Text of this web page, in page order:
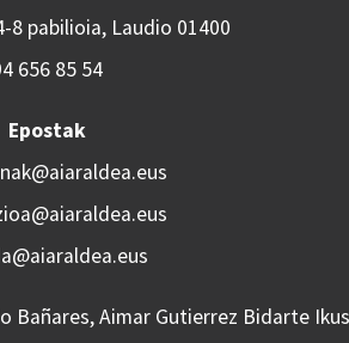
8 pabilioia, Laudio 01400
656 85 54
Epostak
Bañares, Aimar Gutierrez Bidarte